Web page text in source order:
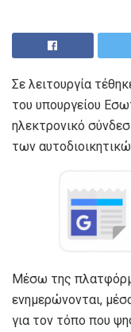
Σε λειτουργία
του υπουργείου
ηλεκτρονικό
των
Μέσω της
ενημερώνονται,
για τον τόπο που